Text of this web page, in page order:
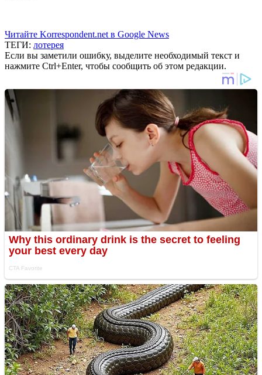
Читайте Korrespondent.net в Google News
ТЕГИ: лотерея
Если вы заметили ошибку, выделите необходимый текст и
нажмите Ctrl+Enter, чтобы сообщить об этом редакции.